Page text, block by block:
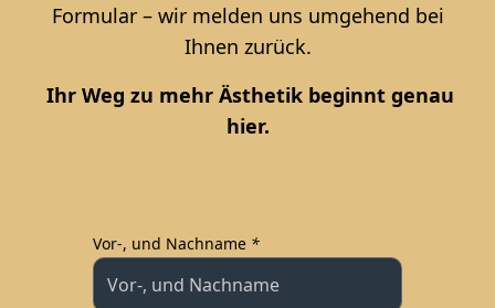
Formular – wir melden uns umgehend bei
Ihnen zurück.
Ihr Weg zu mehr Ästhetik beginnt genau
hier.
Vor-, und Nachname *